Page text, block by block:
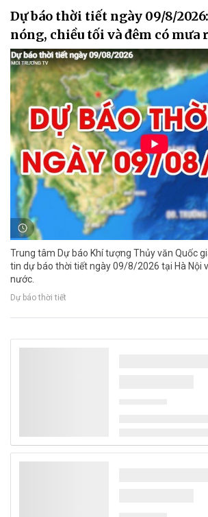
Dự báo thời tiết ngày 09/8/
nóng, chiều tối và đêm có mưa
Trung tâm Dự báo Khí tượng Thủy văn Quốc
tin dự báo thời tiết ngày 09/8/2026 tại Hà Nội
nước.
Dự báo thời tiết
El Nino và biến đổi khí hậu